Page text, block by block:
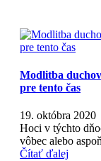
Modlitba
pre tento čas
19. októbra 2020
Hoci v týchto
vôbec alebo
Čítať ďalej